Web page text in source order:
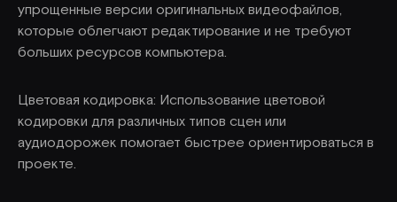
упрощенные версии оригинальных видеофайлов,
которые облегчают редактирование и не требуют
больших ресурсов компьютера.
Цветовая кодировка: Использование цветовой
кодировки для различных типов сцен или
аудиодорожек помогает быстрее ориентироваться в
проекте.